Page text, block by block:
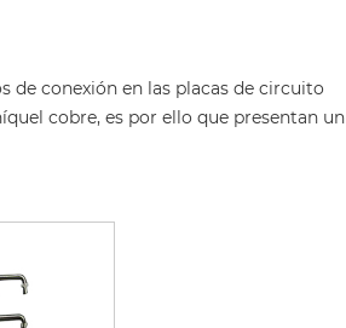
de conexión en las placas de circuito
cobre, es por ello que presentan un